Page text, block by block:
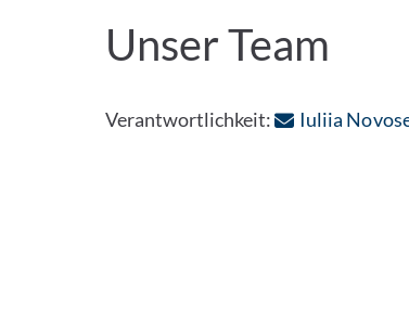
Unser Team
Verantwortlichkeit: Iuliia